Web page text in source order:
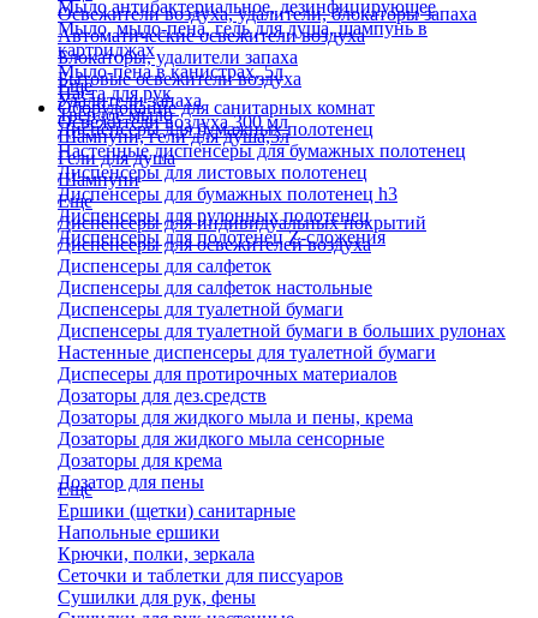
Мыло антибактериальное, дезинфицирующее
Мыло, мыло-пена, гель для душа, шампунь в
картриджах
Мыло-пена в канистрах, 5л
Паста для рук
Твердое мыло
Шампуни, гели для душа,5л
Гели для душа
Шампуни
Освежители воздуха, удалители, блокаторы запаха
Автоматические освежители воздуха
Блокаторы, удалители запаха
Бытовые освежители воздуха
Удалители запаха
Освежители воздуха 300 мл
Еще
Оборудование для санитарных комнат
Диспенсеры для бумажных полотенец
Настенные диспенсеры для бумажных полотенец
Диспенсеры для листовых полотенец
Диспенсеры для бумажных полотенец h3
Диспенсеры для рулонных полотенец
Диспенсеры для полотенец Z-сложения
Еще
Диспенсеры для индивидуальных покрытий
Диспенсеры для освежителей воздуха
Диспенсеры для салфеток
Диспенсеры для салфеток настольные
Диспенсеры для туалетной бумаги
Диспенсеры для туалетной бумаги в больших рулонах
Настенные диспенсеры для туалетной бумаги
Диспесеры для протирочных материалов
Дозаторы для дез.средств
Дозаторы для жидкого мыла и пены, крема
Дозаторы для жидкого мыла сенсорные
Дозаторы для крема
Дозатор для пены
Еще
Ершики (щетки) санитарные
Напольные ершики
Крючки, полки, зеркала
Сеточки и таблетки для писсуаров
Сушилки для рук, фены